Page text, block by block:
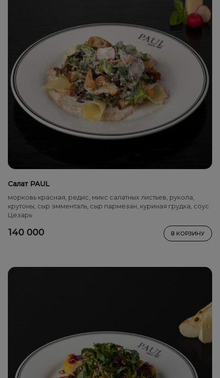
Салат PAUL
морковь красная, редис, микс салатных листьев, рукола,
крутоны, сыр эмменталь, сыр пармезан, куриная грудка, соус
Цезарь
140 000 В КОРЗИНУ